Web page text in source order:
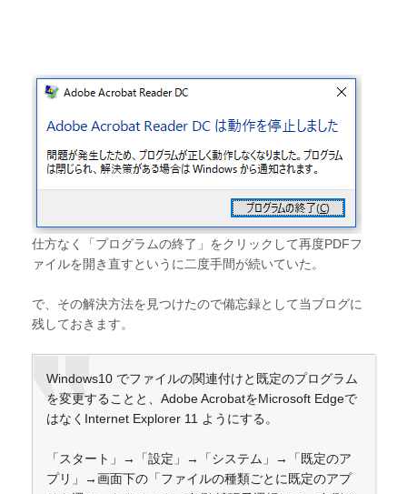
仕方なく「プログラムの終了」をクリックして再度PDFフ
ァイルを開き直すというに二度手間が続いていた。
で、その解決方法を見つけたので備忘録として当ブログに
残しておきます。
Windows10 でファイルの関連付けと既定のプログラム
を変更することと、Adobe AcrobatをMicrosoft Edgeで
はなくInternet Explorer 11 ようにする。
「スタート」→「設定」→「システム」→「既定のア
プリ」→画面下の「ファイルの種類ごとに既定のアプ